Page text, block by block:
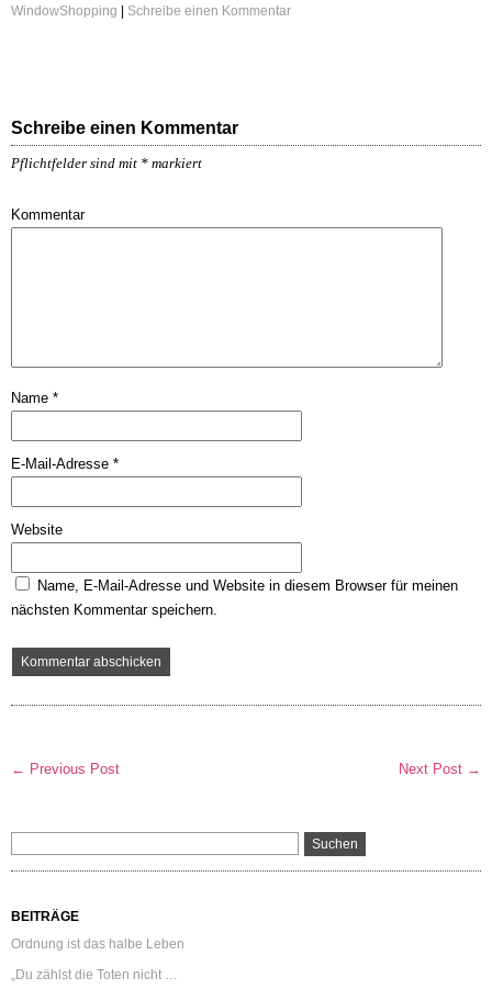
WindowShopping
Schreibe einen Kommentar
Schreibe einen Kommentar
Pflichtfelder sind mit * markiert
Kommentar
Name *
E-Mail-Adresse *
Website
Name, E-Mail-Adresse und Website in diesem Browser für meinen
nächsten Kommentar speichern.
← Previous Post Next Post →
BEITRÄGE
Ordnung ist das halbe Leben
„Du zählst die Toten nicht …